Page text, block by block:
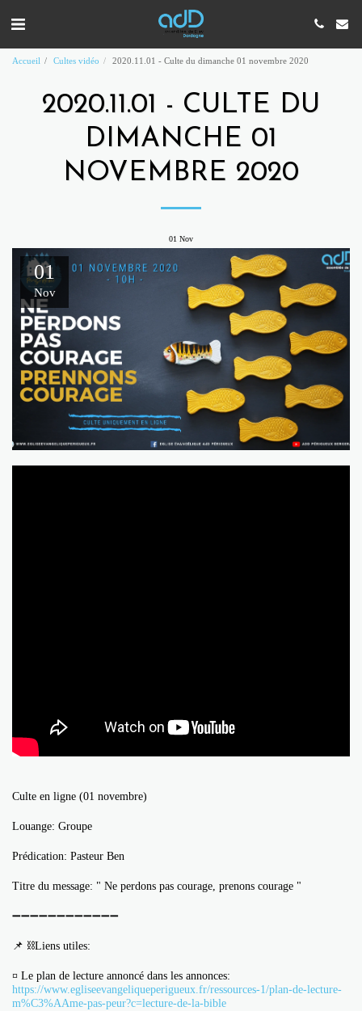
Accueil Cultes vidéo 2020.11.01 - Culte du dimanche 01 novembre 2020
2020.11.01 - CULTE DU
DIMANCHE 01
NOVEMBRE 2020
01 Nov
01
Nov
Culte en ligne (01 novembre)
Louange: Groupe
Prédication: Pasteur Ben
Titre du message: " Ne perdons pas courage, prenons courage "
➖➖➖➖➖➖➖➖➖➖➖➖
📌 ⛓Liens utiles:
¤ Le plan de lecture annoncé dans les annonces:
https://www.egliseevangeliqueperigueux.fr/ressources-1/plan-de-lecture-
m%C3%AAme-pas-peur?c=lecture-de-la-bible